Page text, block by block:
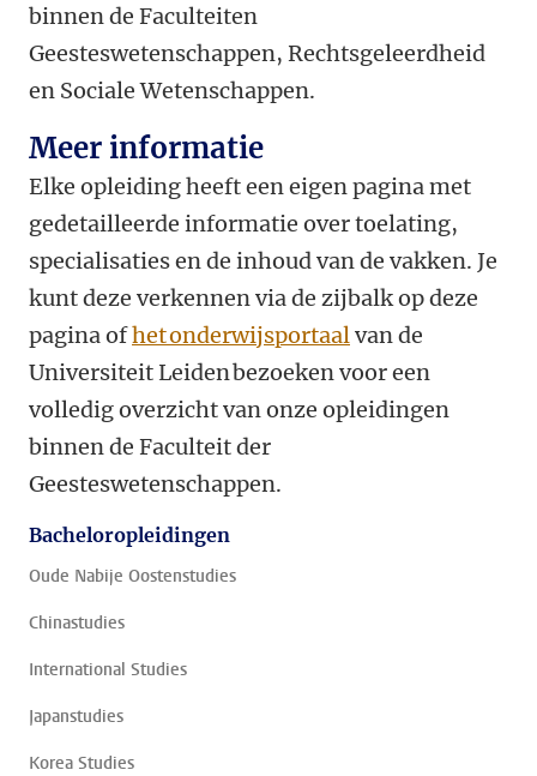
binnen de Faculteiten
Geesteswetenschappen, Rechtsgeleerdheid
en Sociale Wetenschappen.
Meer informatie
Elke opleiding heeft een eigen pagina met
gedetailleerde informatie over toelating,
specialisaties en de inhoud van de vakken. Je
kunt deze verkennen via de zijbalk op deze
pagina ofhet onderwijsportaalvan de
Universiteit Leiden bezoeken voor een
volledig overzicht van onze opleidingen
binnen de Faculteit der
Geesteswetenschappen.
Bacheloropleidingen
Oude Nabije Oostenstudies
Chinastudies
International Studies
Japanstudies
Korea Studies